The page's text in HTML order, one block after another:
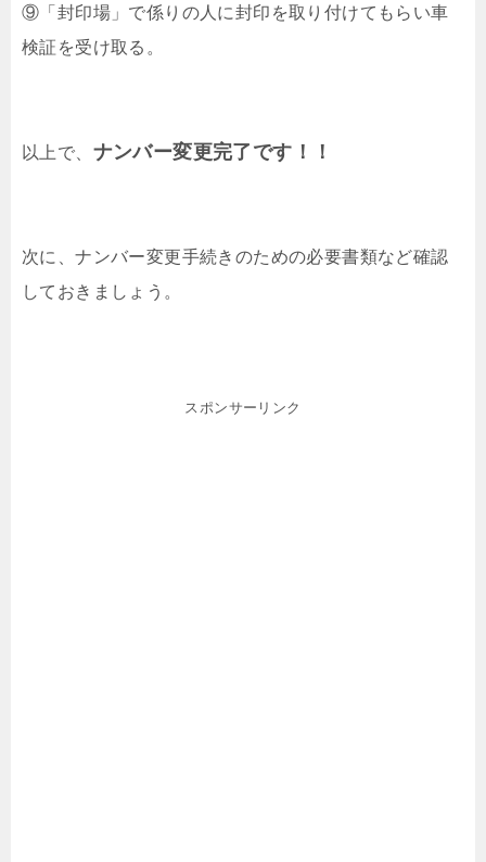
⑨「封印場」で係りの人に封印を取り付けてもらい車
検証を受け取る。
以上で、 ナンバー変更完了です！！
次に、ナンバー変更手続きのための必要書類など確認
しておきましょう。
スポンサーリンク